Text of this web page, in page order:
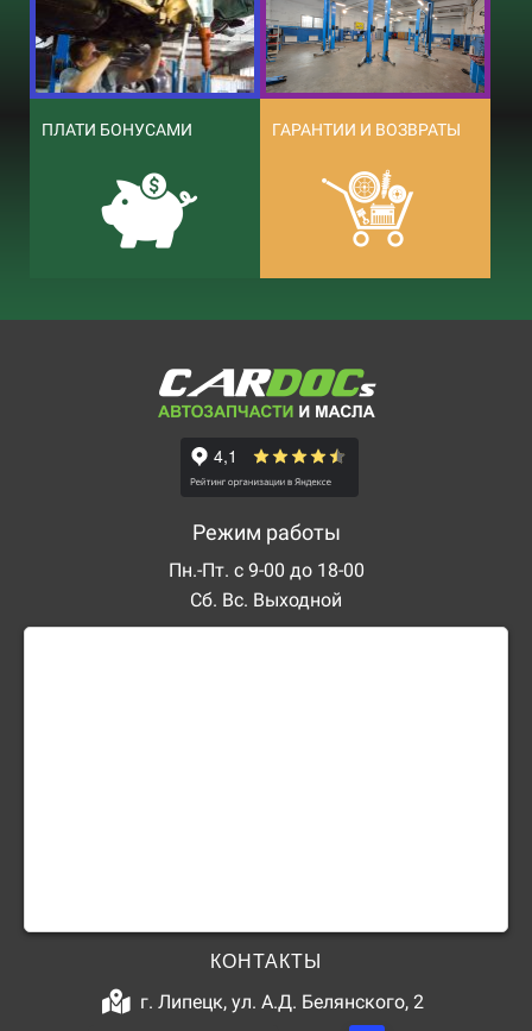
ПЛАТИ БОНУСАМИ ГАРАНТИИ И ВОЗВРАТЫ
Режим работы
Пн.-Пт. с 9-00 до 18-00
Сб. Вс. Выходной
КОНТАКТЫ
г. Липецк, ул. А.Д. Белянского, 2